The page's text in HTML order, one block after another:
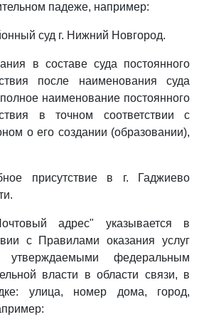
падеже, например:
суд г. Нижний Новгород.
в составе суда постоянного
после наименования суда
наименование постоянного
в точном соответствии с
о его создании (образовании),
присутствие в г. Гаджиево
адрес" указывается в
с Правилами оказания услуг
утверждаемыми федеральным
власти в области связи, в
улица, номер дома, город,